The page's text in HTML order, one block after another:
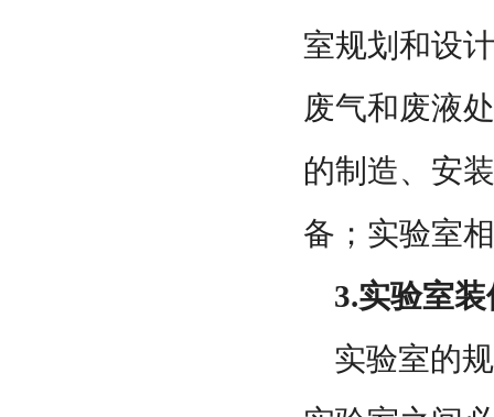
室规划和设
废气和废液
的制造、安
备；实验室
3.实验室
实验室的